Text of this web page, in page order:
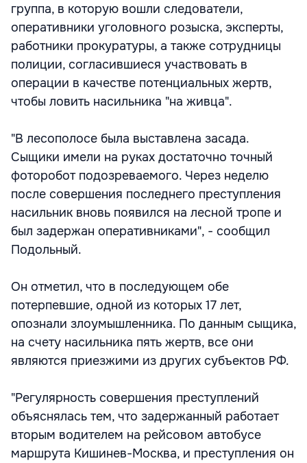
группа, в которую вошли следователи,
оперативники уголовного розыска, эксперты,
работники прокуратуры, а также сотрудницы
полиции, согласившиеся участвовать в
операции в качестве потенциальных жертв,
чтобы ловить насильника "на живца".
"В лесополосе была выставлена засада.
Сыщики имели на руках достаточно точный
фоторобот подозреваемого. Через неделю
после совершения последнего преступления
насильник вновь появился на лесной тропе и
был задержан оперативниками", - сообщил
Подольный.
Он отметил, что в последующем обе
потерпевшие, одной из которых 17 лет,
опознали злоумышленника. По данным сыщика,
на счету насильника пять жертв, все они
являются приезжими из других субъектов РФ.
"Регулярность совершения преступлений
объяснялась тем, что задержанный работает
вторым водителем на рейсовом автобусе
маршрута Кишинев-Москва, и преступления он